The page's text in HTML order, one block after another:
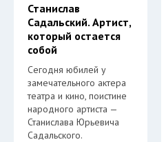
Станислав
Садальский. Артист,
который остается
собой
Сегодня юбилей у
замечательного актера
театра и кино, поистине
народного артиста —
Станислава Юрьевича
Садальского.